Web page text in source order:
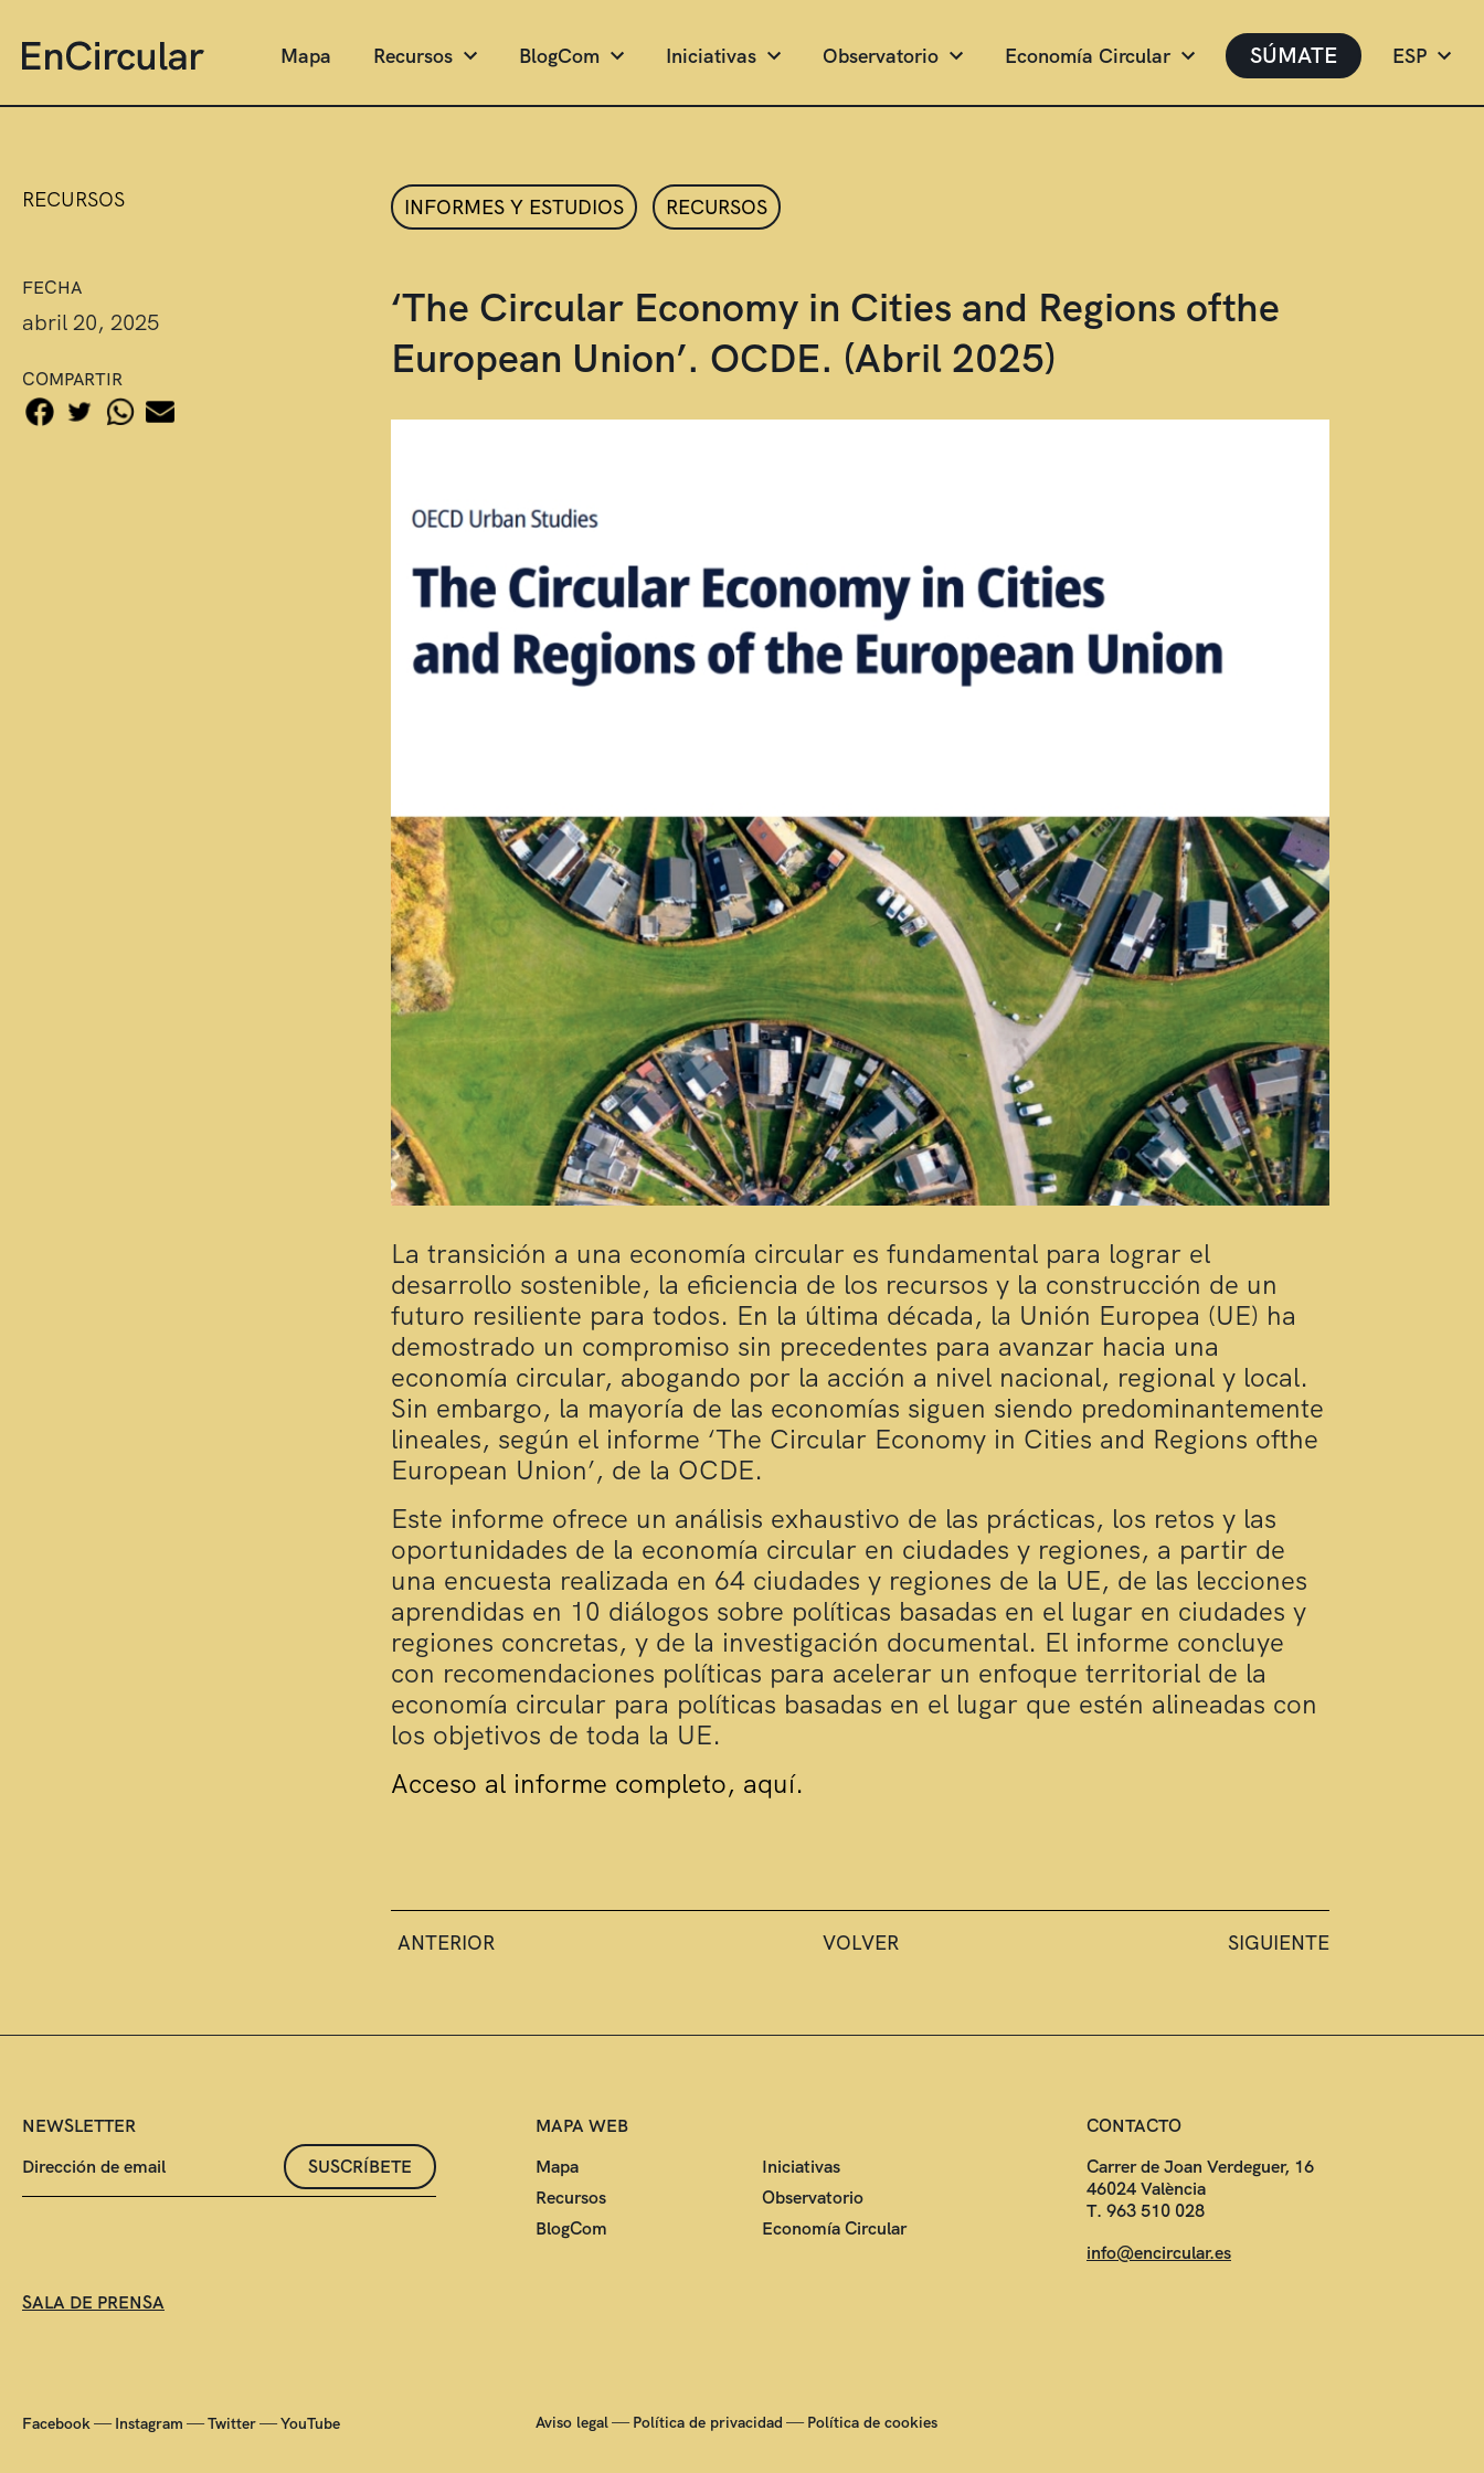
Mapa Recursos BlogCom Iniciativas Observatorio Economía Circular SÚMATE ESP
RECURSOS
FECHA
abril 20, 2025
COMPARTIR
INFORMES Y ESTUDIOS RECURSOS
‘The Circular Economy in Cities and Regions ofthe
European Union’. OCDE. (Abril 2025)
La transición a una economía circular es fundamental para lograr el
desarrollo sostenible, la eficiencia de los recursos y la construcción de un
futuro resiliente para todos. En la última década, la Unión Europea (UE) ha
demostrado un compromiso sin precedentes para avanzar hacia una
economía circular, abogando por la acción a nivel nacional, regional y local.
Sin embargo, la mayoría de las economías siguen siendo predominantemente
lineales, según el informe ‘The Circular Economy in Cities and Regions ofthe
European Union’, de la OCDE.
Este informe ofrece un análisis exhaustivo de las prácticas, los retos y las
oportunidades de la economía circular en ciudades y regiones, a partir de
una encuesta realizada en 64 ciudades y regiones de la UE, de las lecciones
aprendidas en 10 diálogos sobre políticas basadas en el lugar en ciudades y
regiones concretas, y de la investigación documental. El informe concluye
con recomendaciones políticas para acelerar un enfoque territorial de la
economía circular para políticas basadas en el lugar que estén alineadas con
los objetivos de toda la UE.
Acceso al informe completo, aquí.
ANTERIOR VOLVER SIGUIENTE
NEWSLETTER
SUSCRÍBETE
SALA DE PRENSA
Facebook—Instagram —Twitter—YouTube
MAPA WEB
Mapa
Iniciativas
Recursos
Observatorio
BlogCom
Economía Circular
Aviso legal—Política de privacidad —Política de cookies
CONTACTO
Carrer de Joan Verdeguer, 16
46024 València
T. 963 510 028
info@encircular.es